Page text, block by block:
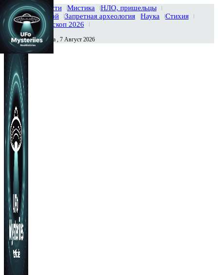
Главная Новости Мистика
НЛО, пришельцы
Тайны вселенной
Запретная археология Наука
Стихия
История
Гороскоп 2026
Сегодня Пятница , 7 Август 2026